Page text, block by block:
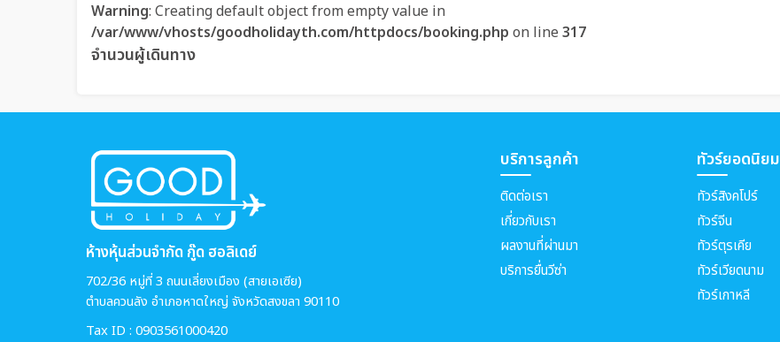
Warning: Creating default object from empty value in
/var/www/vhosts/goodholidayth.com/httpdocs/booking.php on line 317
จำนวนผู้เดินทาง
ห้างหุ้นส่วนจำกัด กู๊ด ฮอลิเดย์
702/36 หมู่ที่ 3 ถนนเลี่ยงเมือง (สายเอเซีย)
ตำบลควนลัง อำเภอหาดใหญ่ จังหวัดสงขลา 90110
Tax ID : 0903561000420
บริการลูกค้า
ติดต่อเรา
เกี่ยวกับเรา
ผลงานที่ผ่านมา
บริการยื่นวีซ่า
ทัวร์ยอดนิยม
ทัวร์สิงคโปร์
ทัวร์จีน
ทัวร์ตุรเคีย
ทัวร์เวียดนาม
ทัวร์เกาหลี